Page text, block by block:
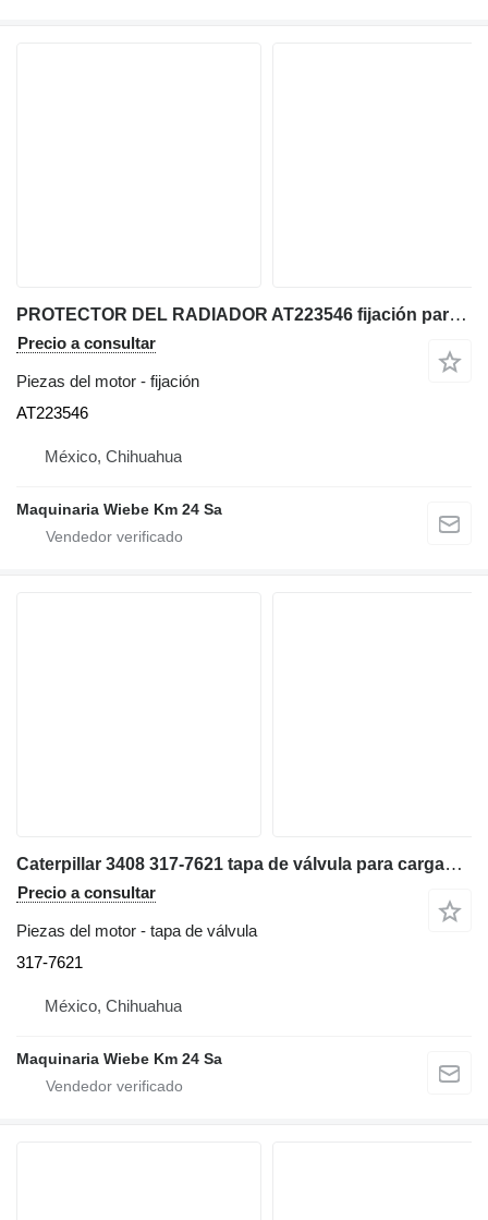
PROTECTOR DEL RADIADOR AT223546 fijación para John Deere 744H cargadora de ruedas
Precio a consultar
Piezas del motor - fijación
AT223546
México, Chihuahua
Maquinaria Wiebe Km 24 Sa
Caterpillar 3408 317-7621 tapa de válvula para cargadora de ruedas
Precio a consultar
Piezas del motor - tapa de válvula
317-7621
México, Chihuahua
Maquinaria Wiebe Km 24 Sa